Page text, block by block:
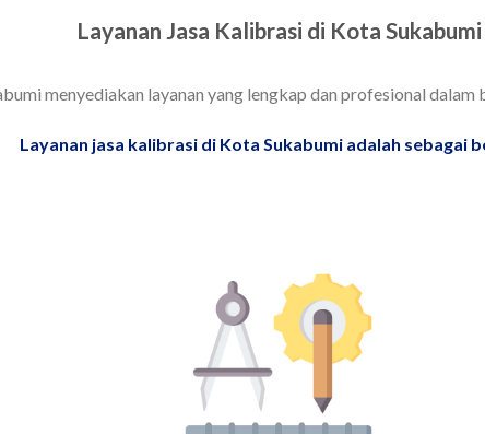
Layanan Jasa Kalibrasi di Kota Sukabumi
menyediakan layanan yang lengkap dan profesional
Layanan jasa kalibrasi di Kota Sukabumi adalah sebagai